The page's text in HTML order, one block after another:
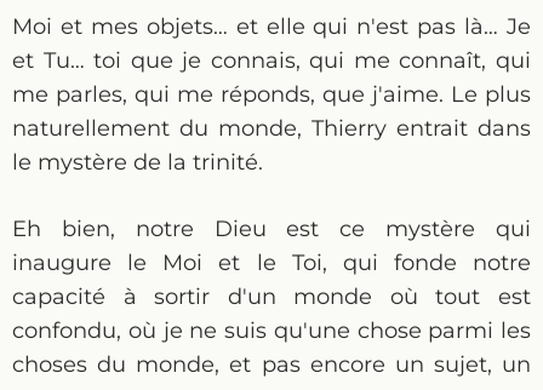
Moi et mes objets… et elle qui n'est pas là… Je
et Tu… toi que je connais, qui me connaît, qui
me parles, qui me réponds, que j'aime. Le plus
naturellement du monde, Thierry entrait dans
le mystère de la trinité.
Eh bien, notre Dieu est ce mystère qui
inaugure le Moi et le Toi, qui fonde notre
capacité à sortir d'un monde où tout est
confondu, où je ne suis qu'une chose parmi les
choses du monde, et pas encore un sujet, un